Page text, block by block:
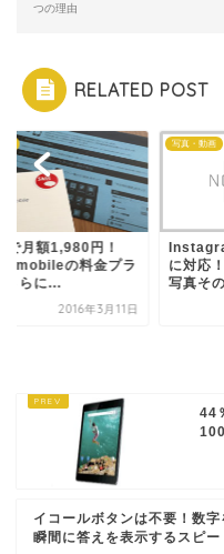
つの理由
RELATED POST
写真・動画
Instagramが横長・縦長
に対応！カメラで撮った
写真そのままの...
2015年8月28日
一般
と
ー
44
イコールボタンは不要！数字
瞬間に答えを表示するスピー